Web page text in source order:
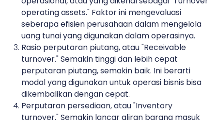
operating assets." Faktor ini mengevaluasi
seberapa efisien perusahaan dalam mengelola
uang tunai yang digunakan dalam operasinya.
Rasio perputaran piutang, atau "Receivable
turnover." Semakin tinggi dan lebih cepat
perputaran piutang, semakin baik. Ini berarti
modal yang digunakan untuk operasi bisnis bisa
dikembalikan dengan cepat.
Perputaran persediaan, atau "Inventory
turnover." Semakin lancar aliran barang masuk